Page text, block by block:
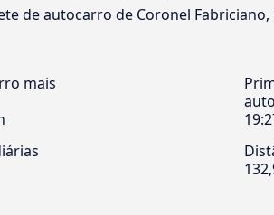
de autocarro de Coronel
mais